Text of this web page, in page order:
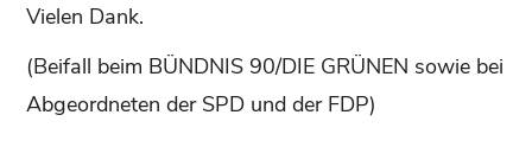
Vielen Dank.
(Beifall beim BÜNDNIS 90/DIE GRÜNEN sowie bei
Abgeordneten der SPD und der FDP)